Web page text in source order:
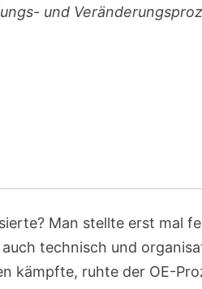
und
Man stellte erst mal
technisch und
kämpfte, ruhte der OE-